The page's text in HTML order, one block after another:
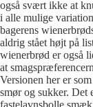
også svært ikke at
i alle mulige
bagerens
aldrig stået højt på
wienerbrød er også
at
Versionen her er
smør og sukker. Det